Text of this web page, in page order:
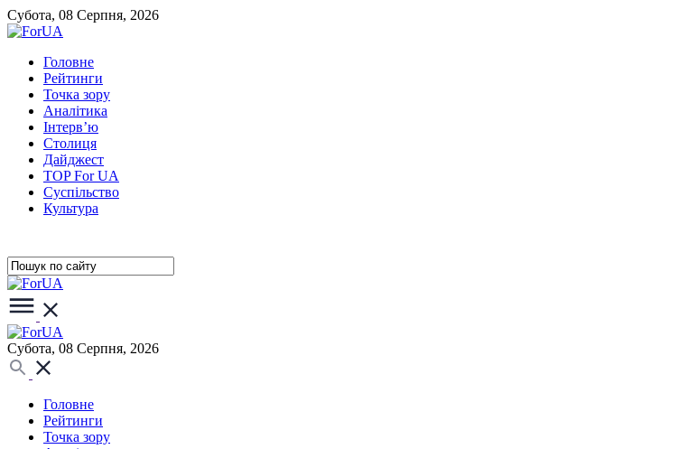
Субота, 08 Серпня, 2026
Головне
Рейтинги
Точка зору
Аналітика
Інтерв’ю
Столиця
Дайджест
TOP For UA
Суспiльство
Культура
Субота, 08 Серпня, 2026
Головне
Рейтинги
Точка зору